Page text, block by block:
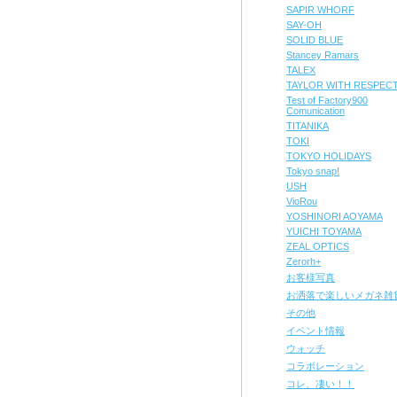
SAPIR WHORF
SAY-OH
SOLID BLUE
Stancey Ramars
TALEX
TAYLOR WITH
Test of Factory900
Comunication
TITANIKA
TOKI
TOKYO HOLIDAYS
Tokyo snap!
USH
VioRou
YOSHINORI AOYAMA
YUICHI TOYAMA
ZEAL OPTICS
Zerorh+
お客様写真
お洒落で楽しいメガネ雑
その他
イベント情報
ウォッチ
コラボレーション
コレ、凄い！！